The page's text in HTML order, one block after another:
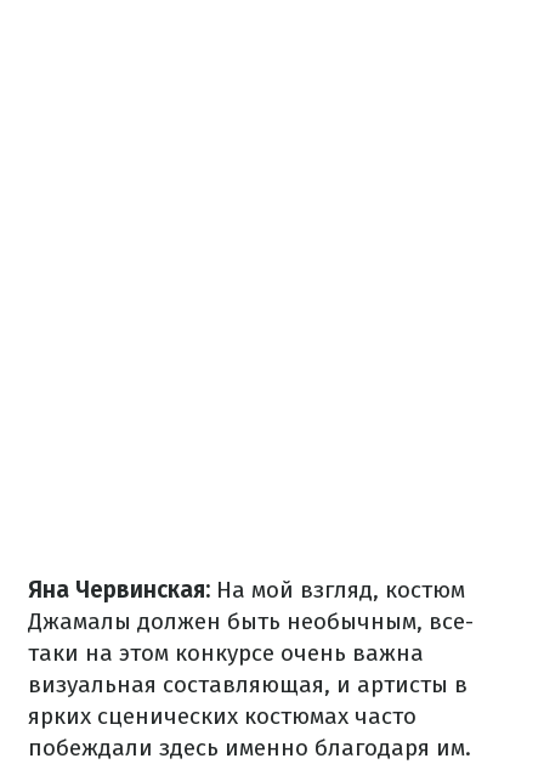
Яна Червинская: На мой взгляд, костюм
Джамалы должен быть необычным, все-
таки на этом конкурсе очень важна
визуальная составляющая, и артисты в
ярких сценических костюмах часто
побеждали здесь именно благодаря им.